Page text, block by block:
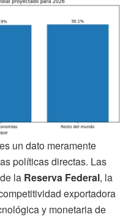
un dato meramente
políticas directas. Las
la Reserva Federal, la
exportadora
y monetaria de